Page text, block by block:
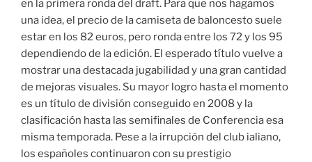
en la primera ronda del draft. Para que nos hagamos
una idea, el precio de la camiseta de baloncesto suele
estar en los 82 euros, pero ronda entre los 72 y los 95
dependiendo de la edición. El esperado título vuelve a
mostrar una destacada jugabilidad y una gran cantidad
de mejoras visuales. Su mayor logro hasta el momento
es un título de división conseguido en 2008 y la
clasificación hasta las semifinales de Conferencia esa
misma temporada. Pese a la irrupción del club ialiano,
los españoles continuaron con su prestigio